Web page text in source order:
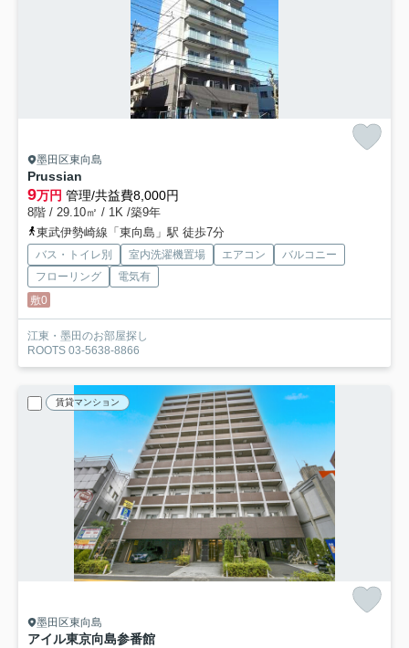
墨田区東向島
Prussian
9万円 管理/共益費8,000円
8階 / 29.10㎡ / 1K /築9年
東武伊勢崎線「東向島」駅 徒歩7分
バス・トイレ別 室内洗濯機置場 エアコン
バルコニー
フローリング
電気有
敷0
江東・墨田のお部屋探し
ROOTS 03-5638-8866
賃貸マンション
墨田区東向島
アイル東京向島参番館